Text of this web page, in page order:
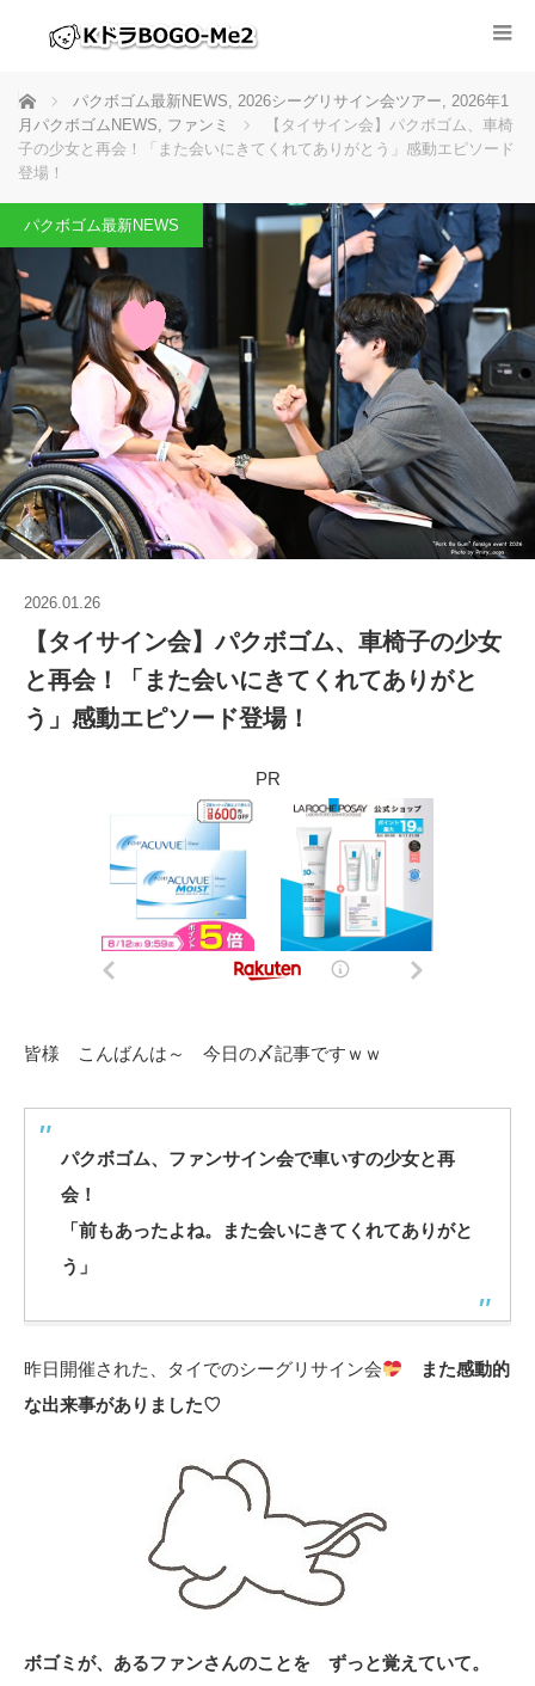
ホーム パクボゴム最新NEWS, 2026シーグリサイン会ツアー, 2026年1
月パクボゴムNEWS, ファンミ
【タイサイン会】パクボゴム、車椅
子の少女と再会！「また会いにきてくれてありがとう」感動エピソード
登場！
パクボゴム最新NEWS
2026.01.26
【タイサイン会】パクボゴム、車椅子の少女
と再会！「また会いにきてくれてありがと
う」感動エピソード登場！
PR
皆様 こんばんは～ 今日の〆記事ですｗｗ
パクボゴム、ファンサイン会で車いすの少女と再
会！
「前もあったよね。また会いにきてくれてありがと
う」
昨日開催された、タイでのシーグリサイン会
また感動的
な出来事がありました♡
ボゴミが、あるファンさんのことを ずっと覚えていて。